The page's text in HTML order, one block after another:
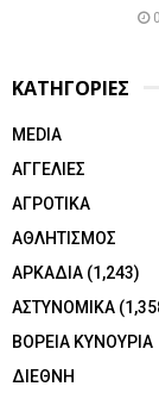
ΚΑΤΗΓΟΡΙΕΣ
MEDIA
ΑΓΓΕΛΙΕΣ
ΑΓΡΟΤΙΚΑ
ΑΘΛΗΤΙΣΜΟΣ
ΑΡΚΑΔΙΑ (1,243)
ΑΣΤΥΝΟΜΙΚΑ
ΒΟΡΕΙΑ ΚΥΝΟΥΡΙΑ
ΔΙΕΘΝΗ